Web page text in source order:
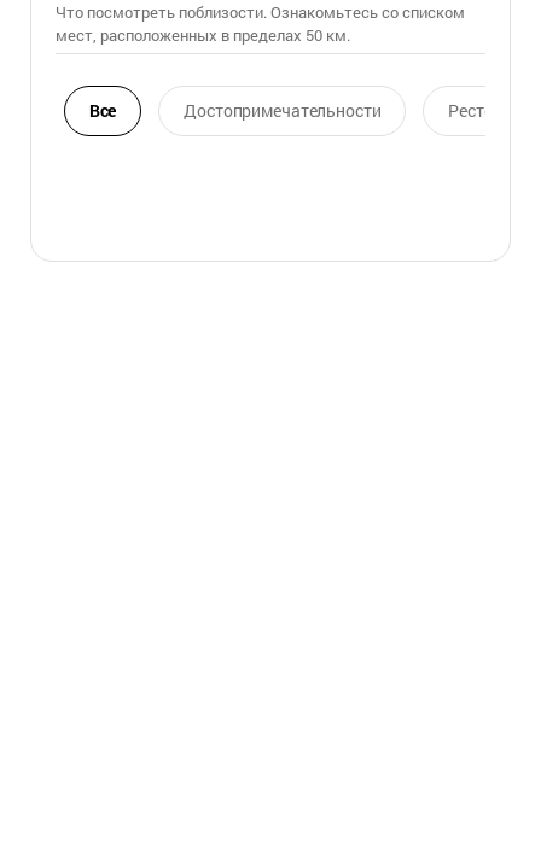
Что посмотреть поблизости. Ознакомьтесь со списком
мест, расположенных в пределах 50 км.
Все Достопримечательности Ресторан